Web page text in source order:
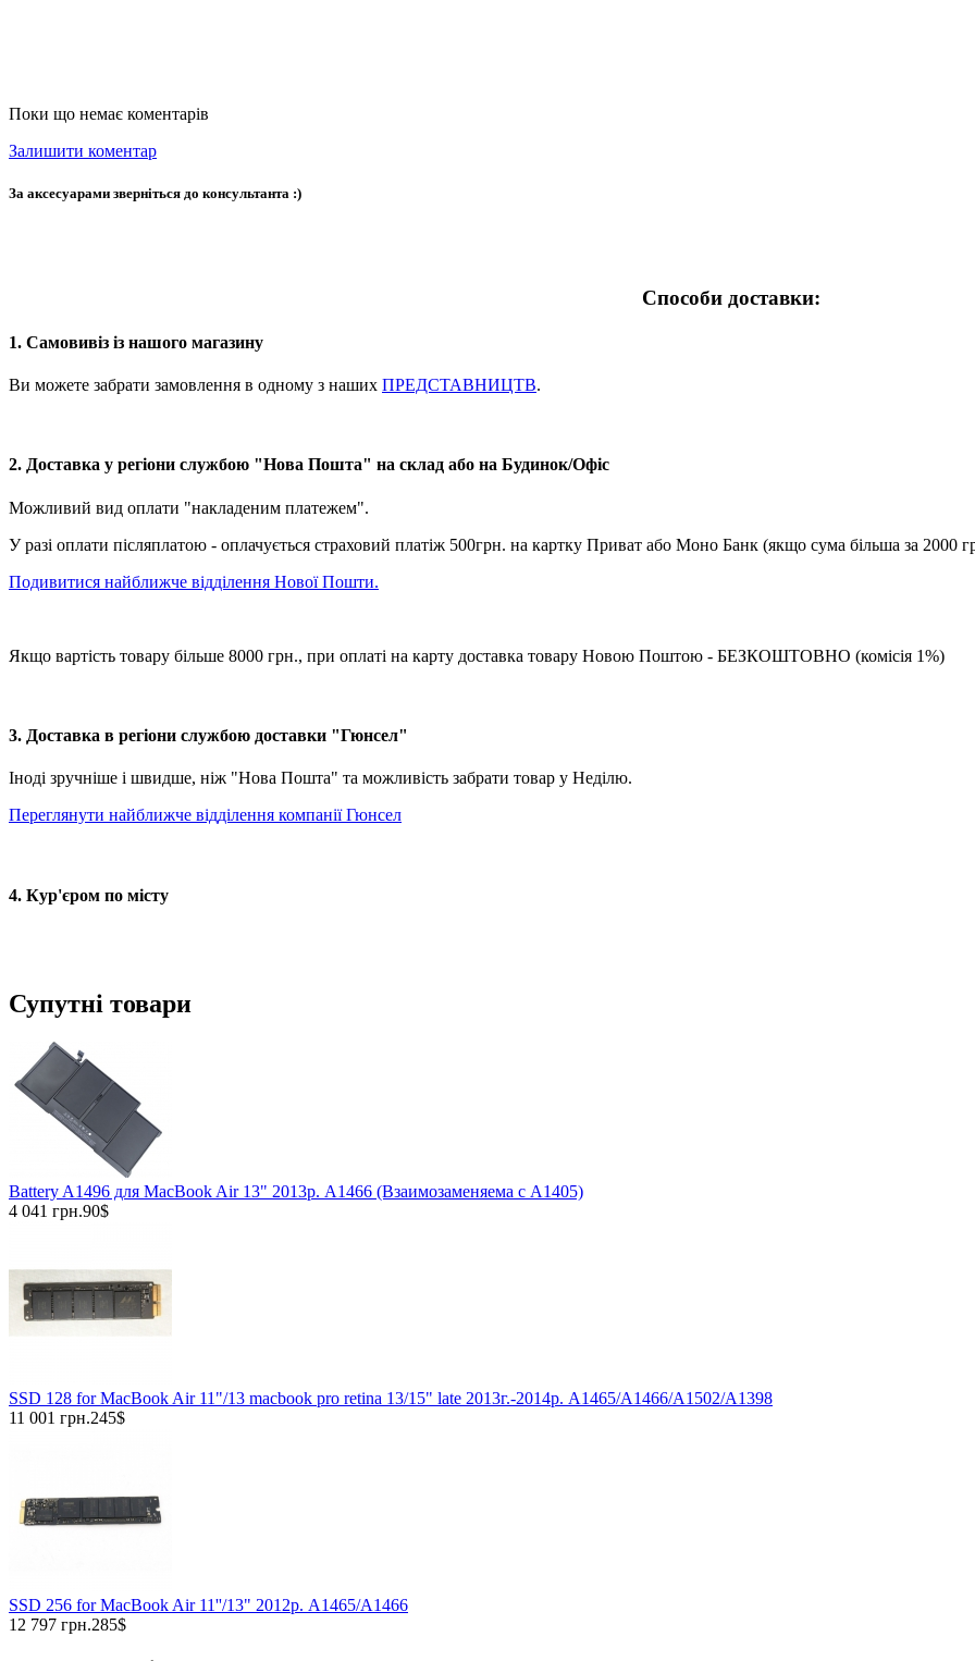
Поки що немає коментарів
Залишити коментар
За аксесуарами зверніться до консультанта :)
Способи доставки:
1. Самовивіз із нашого магазину
Ви можете забрати замовлення в одному з наших ПРЕДСТАВНИЦТВ.
2. Доставка у регіони службою "Нова Пошта" на склад або на Будинок/Офіс
Можливий вид оплати "накладеним платежем".
У разі оплати післяплатою - оплачується страховий платіж 500грн. на картку Приват або Моно Банк (якщо сума більша за 2000
Подивитися найближче відділення Нової Пошти.
Якщо вартість товару більше 8000 грн., при оплаті на карту доставка товару Новою Поштою - БЕЗКОШТОВНО (комісія 1%)
3. Доставка в регіони службою доставки "Гюнсел"
Іноді зручніше і швидше, ніж "Нова Пошта" та можливість забрати товар у Неділю.
Переглянути найближче відділення компанії Гюнсел
4. Кур'єром по місту
Супутні товари
Battery A1496 для MacBook Air 13" 2013р. A1466 (Взаимозаменяема с А1405)
4 041 грн.90$
SSD 128 for MacBook Air 11"/13 macbook pro retina 13/15" late 2013г.-2014р. A1465/A1466/A1502/A1398
11 001 грн.245$
SSD 256 for MacBook Air 11''/13" 2012р. A1465/A1466
12 797 грн.285$